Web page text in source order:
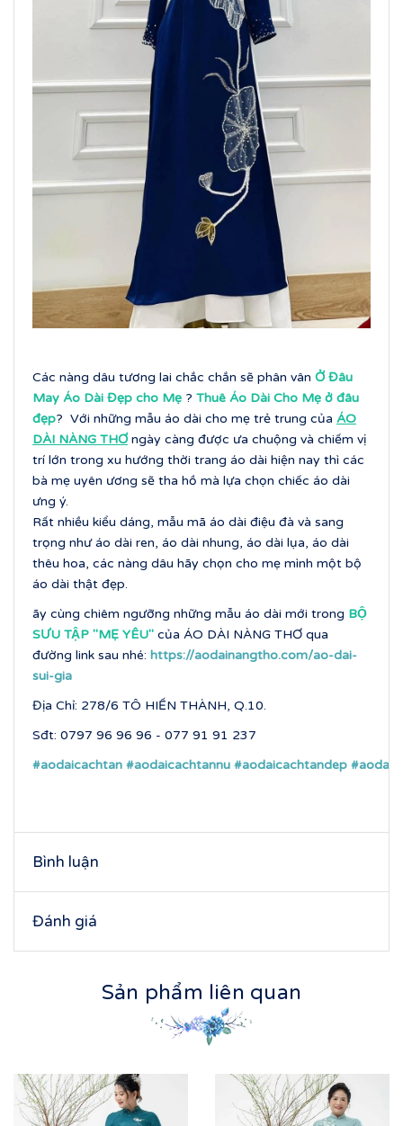
Các nàng dâu tương lai chắc chắn sẽ phân vân Ở Đâu
May Áo Dài Đẹp cho Mẹ ? Thuê Áo Dài Cho Mẹ ở đâu
đẹp? Với những mẫu áo dài cho mẹ trẻ trung của ÁO
DÀI NÀNG THƠngày càng được ưa chuộng và chiếm vị
trí lớn trong xu hướng thời trang áo dài hiện nay thì các
bà mẹ uyên ương sẽ tha hồ mà lựa chọn chiếc áo dài
ưng ý.
Rất nhiều kiểu dáng, mẫu mã áo dài điệu đà và sang
trọng như áo dài ren, áo dài nhung, áo dài lụa, áo dài
thêu hoa, các nàng dâu hãy chọn cho mẹ mình một bộ
áo dài thật đẹp.
ãy cùng chiêm ngưỡng những mẫu áo dài mới trong BỘ
SƯU TẬP ''MẸ YÊU'' của ÁO DÀI NÀNG THƠ qua
đường link sau nhé: https://aodainangtho.com/ao-dai-
sui-gia
Địa Chỉ: 278/6 TÔ HIẾN THÀNH, Q.10.
Sđt: 0797 96 96 96 - 077 91 91 237
#aodaicachtan #aodaicachtannu #aodaicachtandep
Bình luận
Đánh giá
Sản phẩm liên quan